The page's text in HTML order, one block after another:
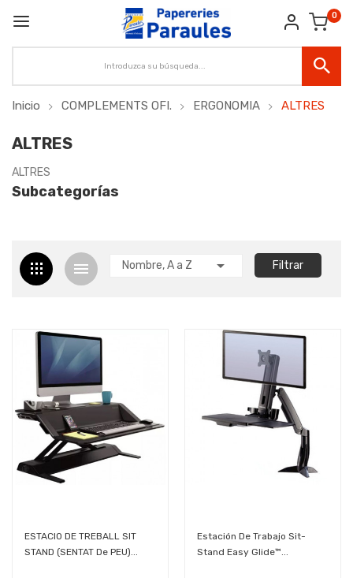
0
Inicio COMPLEMENTS OFI. ERGONOMIA ALTRES
ALTRES
ALTRES
Subcategorías
Nombre, A a Z  Filtrar
ESTACIO DE TREBALL SIT
STAND (SENTAT De PEU)...
Estación De Trabajo Sit-
Stand Easy Glide™...